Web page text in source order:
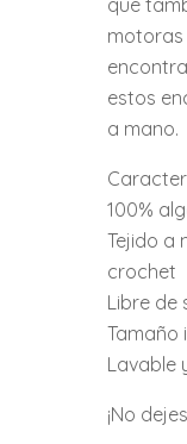
que
motoras
estos
a mano.
100%
Tejido a
crochet
Libre de
Tamaño
Lavable
¡No